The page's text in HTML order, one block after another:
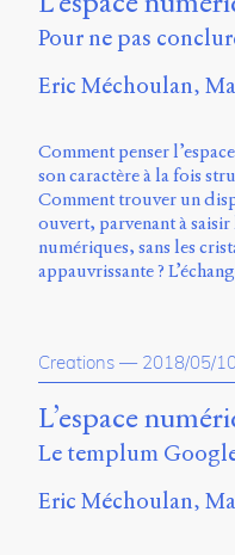
Pour ne pas
Eric Méchoulan
Comment penser
son caractère à la fois
Comment trouver un
ouvert, parvenant à
numériques, sans les
appauvrissante ?
Creations — 2018/05/10
L’espace
Le templum
Eric Méchoulan